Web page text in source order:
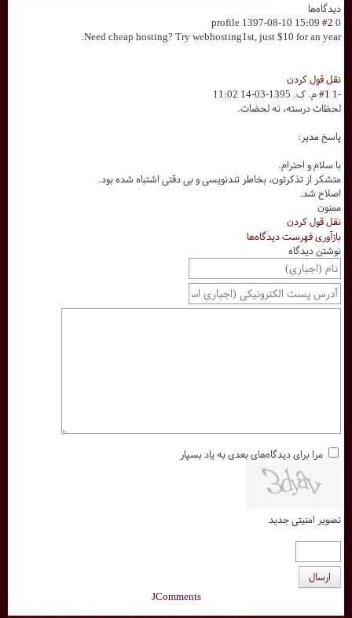
دیدگاه‌ها
0
#2
profile 1397-08-10 15:09
Need cheap hosting? Try webhosting1st, just $10 for an year.
نقل قول کردن
-1
#1م. ک. 1395-03-14 11:02
لحظات درسته، نه لحضات.
پاسخ مدیر:
با سلام و احترام.
متشکر از تذکرتون، بخاطر تندنویسی و بی دقتی اشتباه شده بود.
اصلاح شد.
ممنون
نقل قول کردن
بازآوری فهرست دیدگاه‌ها
نوشتن دیدگاه
مرا برای دیدگاه‌های بعدی به یاد بسپار
تصویر امنیتی جدید
ارسال
JComments